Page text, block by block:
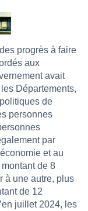
progrès à faire
aux
avait
Départements,
de
personnes
par
et au
de 8
à une autre, plus
de 12
juillet 2024, les